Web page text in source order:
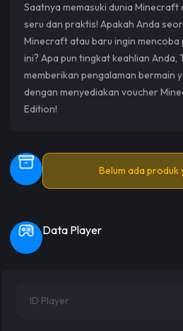
Saatnya memasuki dunia Minecraft
seru dan praktis! Apakah Anda
Minecraft atau baru ingin
ini? Apa pun tingkat keahlian Anda,
memberikan pengalaman bermain
dengan menyediakan voucher
Edition!
Belum ada produk
Data Player